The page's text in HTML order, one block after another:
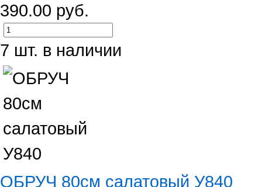
390.00 руб.
7 шт. в наличии
ОБРУЧ 80см салатовый У840